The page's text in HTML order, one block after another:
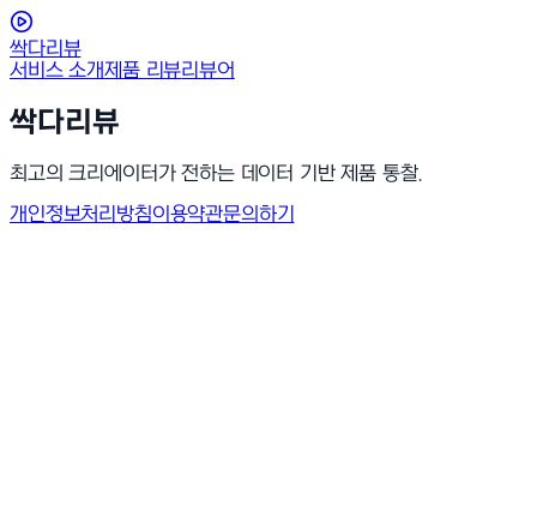
싹다리뷰
서비스 소개제품 리뷰리뷰어
싹다리뷰
최고의 크리에이터가 전하는 데이터 기반 제품 통찰.
개인정보처리방침이용약관문의하기